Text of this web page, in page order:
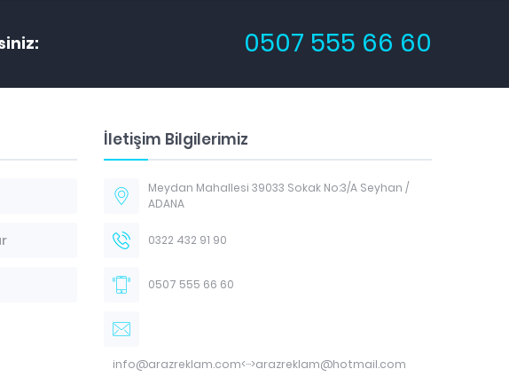
0507 555 66 60
İletişim Bilgilerimiz
Meydan Mahallesi 39033 Sokak No:3/A Seyhan /
ADANA
0322 432 91 90
0507 555 66 60
info@arazreklam.com<···>arazreklam@hotmail.com